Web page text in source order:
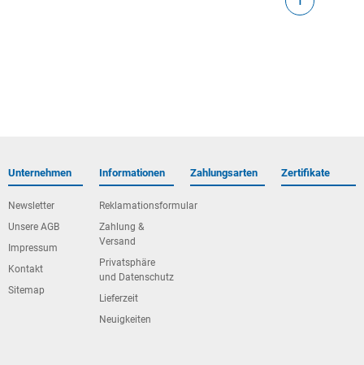
Unternehmen
Newsletter
Unsere AGB
Impressum
Kontakt
Sitemap
Informationen
Reklamationsformular
Zahlung &
Versand
Privatsphäre
und Datenschutz
Lieferzeit
Neuigkeiten
Zahlungsarten Zertifikate